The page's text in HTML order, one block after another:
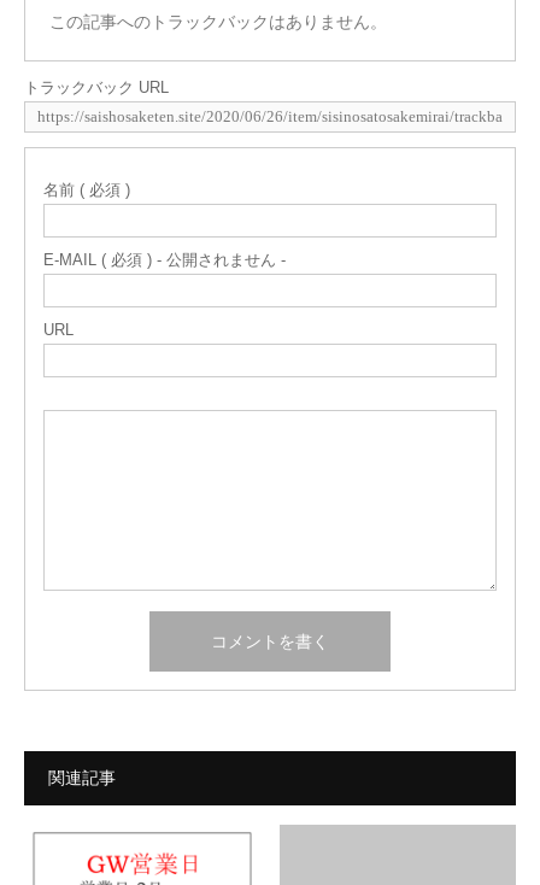
この記事へのトラックバックはありません。
トラックバック URL
名前 ( 必須 )
E-MAIL ( 必須 ) - 公開されません -
URL
関連記事